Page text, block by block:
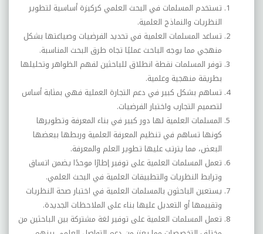
تستخدم المسلمات في البحث العلمي كركيزة أساسية لتطوير
النظريات والنماذج العلمية.
تساعد المسلمات العلمية في تحديد الفرضيات وصياغتها بشكل
منهجي مما يوجه الباحث عمليًا تجاه طرق البحث المناسبة.
توفر المسلمات نقطة انطلاق للباحثين لفهم الظواهر وتحليلها
بطريقة منهجية وعلمية.
تساهم بشكل كبير في دعم التجارة العملية فهي بمثابة أساس
لتصميم التجارب واختبار الفرضيات.
المسلمات العلمية لها دور كبير في بناء المعرفة وتطويرها
كونها تساهم في تنظيم المعرفة العلمية وربطها ببعضها
البعض، مما يترتب عليها تطوير العلم والمعرفة.
تعمل المسلمات العلمية على توفير إطارًا موحدًا يضمن اتساق
وترابط النظريات والتطبيقات العلمية في البحث العلمي.
يستعين الباحثون بالمسلمات العلمية في اختبار صحة النظريات
وتقييمها أو التعديل عليها بناء على الملاحظات الجديدة.
تعمل المسلمات العلمية على توفير لغة مشتركة بين الباحثين من